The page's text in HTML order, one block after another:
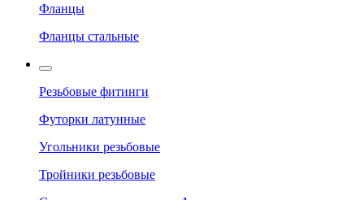
Фланцы
Фланцы стальные
Резьбовые фитинги
Футорки латунные
Угольники резьбовые
Тройники резьбовые